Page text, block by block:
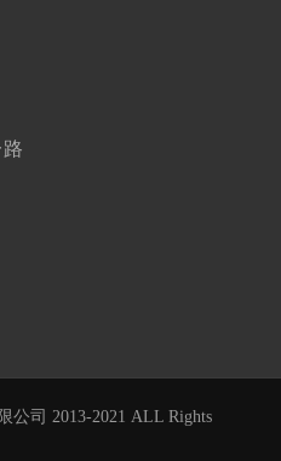
公司 2013-2021 ALL Rights